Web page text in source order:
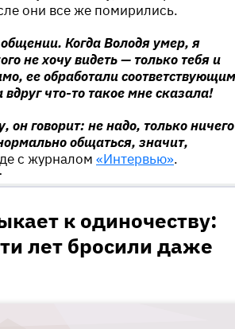
они все же помирились.
Когда Володя умер, я
не хочу видеть — только тебя и
ее обработали соответствующим
что-то такое мне сказала!
он говорит: не надо, только ничего
общаться, значит,
с журналом «Интервью».
к одиночеству:
лет бросили даже